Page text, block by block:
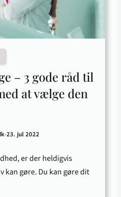
– 3 gode råd til
at vælge den
•23. jul 2022
er der heldigvis
kan gøre. Du kan gøre dit